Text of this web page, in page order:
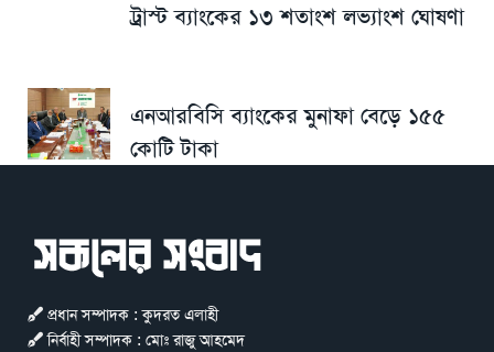
ট্রাস্ট ব্যাংকের ১৩ শতাংশ লভ্যাংশ ঘোষণা
এনআরবিসি ব্যাংকের মুনাফা বেড়ে ১৫৫
কোটি টাকা
প্রধান সম্পাদক : কুদরত এলাহী
নির্বাহী সম্পাদক : মোঃ রাজু আহমেদ